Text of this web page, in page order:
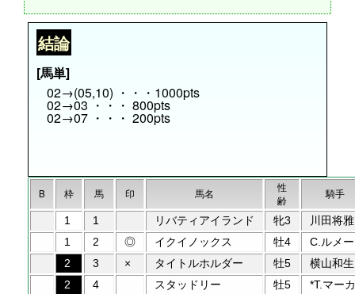
結論
[馬単]
02→(05,10) ・・・1000pts
02→03 ・・・ 800pts
02→07 ・・・ 200pts
B 枠 馬 印 馬名
性
齢
騎手
1 1 リバティアイランド 牝3
川田将雅
1
2 ◎ イクイノックス 牡4
C.ルメー
2
3 × タイトルホルダー 牡5
横山和生
2
4 スタッドリー 牡5
*T.マーカ